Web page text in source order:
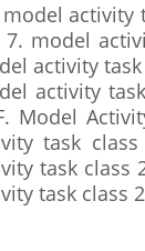
activity
7. model
activity
activity
Model
task
task class
task class